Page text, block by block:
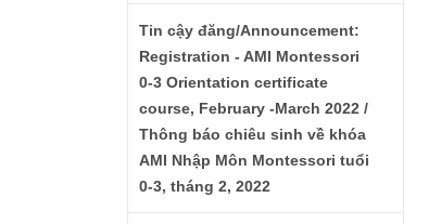
Tin cậy đăng/Announcement:
Registration - AMI Montessori
0-3 Orientation certificate
course, February -March 2022 /
Thông báo chiêu sinh về khóa
AMI Nhập Môn Montessori tuổi
0-3, tháng 2, 2022